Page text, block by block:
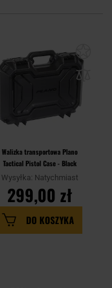
Walizka transportowa Plano
Tactical Pistol Case - Black
Wysyłka: Natychmiast
299,00 zł
DO KOSZYKA